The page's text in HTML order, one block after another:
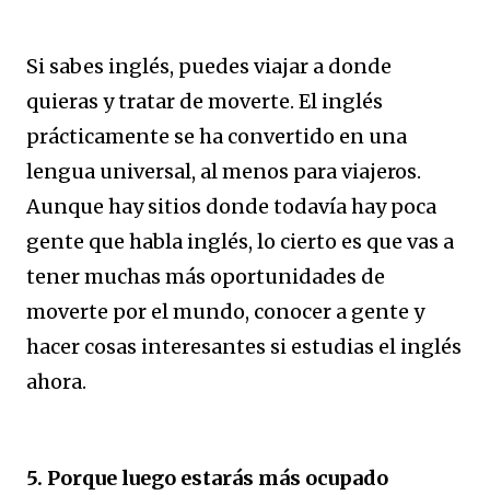
Si sabes inglés, puedes viajar a donde
quieras y tratar de moverte. El inglés
prácticamente se ha convertido en una
lengua universal, al menos para viajeros.
Aunque hay sitios donde todavía hay poca
gente que habla inglés, lo cierto es que vas a
tener muchas más oportunidades de
moverte por el mundo, conocer a gente y
hacer cosas interesantes si estudias el inglés
ahora.
5. Porque luego estarás más ocupado